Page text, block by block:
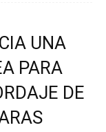
UNA
PARA
DE